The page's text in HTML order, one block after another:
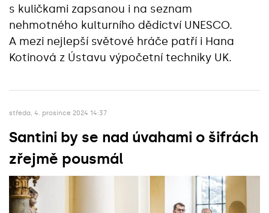
s kuličkami zapsanou i na seznam
nehmotného kulturního dědictví UNESCO.
A mezi nejlepší světové hráče patří i Hana
Kotinová z Ústavu výpočetní techniky UK.
středa, 4. prosince 2024 14:37
Santini by se nad úvahami o šifrách
zřejmě pousmál